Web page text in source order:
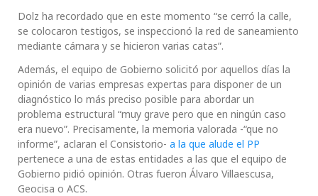
Dolz ha recordado que en este momento “se cerró la calle,
se colocaron testigos, se inspeccionó la red de saneamiento
mediante cámara y se hicieron varias catas”.
Además, el equipo de Gobierno solicitó por aquellos días la
opinión de varias empresas expertas para disponer de un
diagnóstico lo más preciso posible para abordar un
problema estructural “muy grave pero que en ningún caso
era nuevo”. Precisamente, la memoria valorada -“que no
informe”, aclaran el Consistorio- a la que alude el PP
pertenece a una de estas entidades a las que el equipo de
Gobierno pidió opinión. Otras fueron Álvaro Villaescusa,
Geocisa o ACS.